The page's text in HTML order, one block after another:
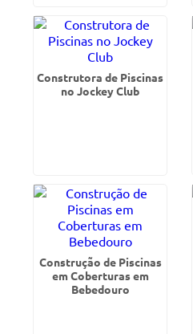
Construtora de Piscinas
no Jockey Club
Construção de Piscinas
em Coberturas em
Bebedouro